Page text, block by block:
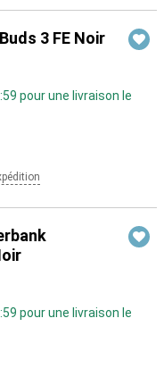
3 FE Noir
pour une livraison le
pour une livraison le